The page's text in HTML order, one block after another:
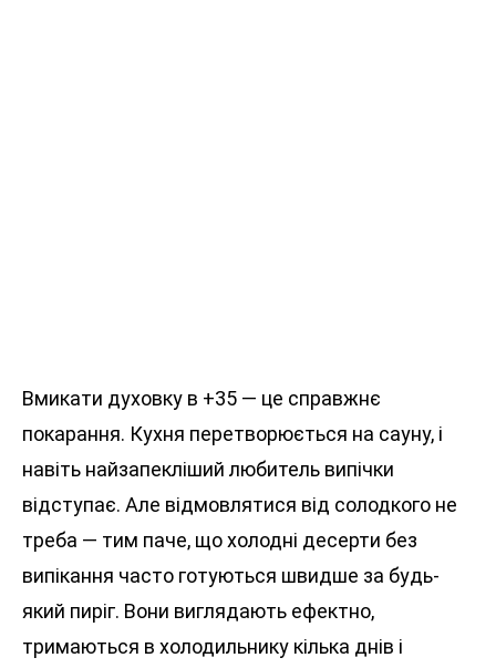
Вмикати духовку в +35 — це справжнє
покарання. Кухня перетворюється на сауну, і
навіть найзапекліший любитель випічки
відступає. Але відмовлятися від солодкого не
треба — тим паче, що холодні десерти без
випікання часто готуються швидше за будь-
який пиріг. Вони виглядають ефектно,
тримаються в холодильнику кілька днів і